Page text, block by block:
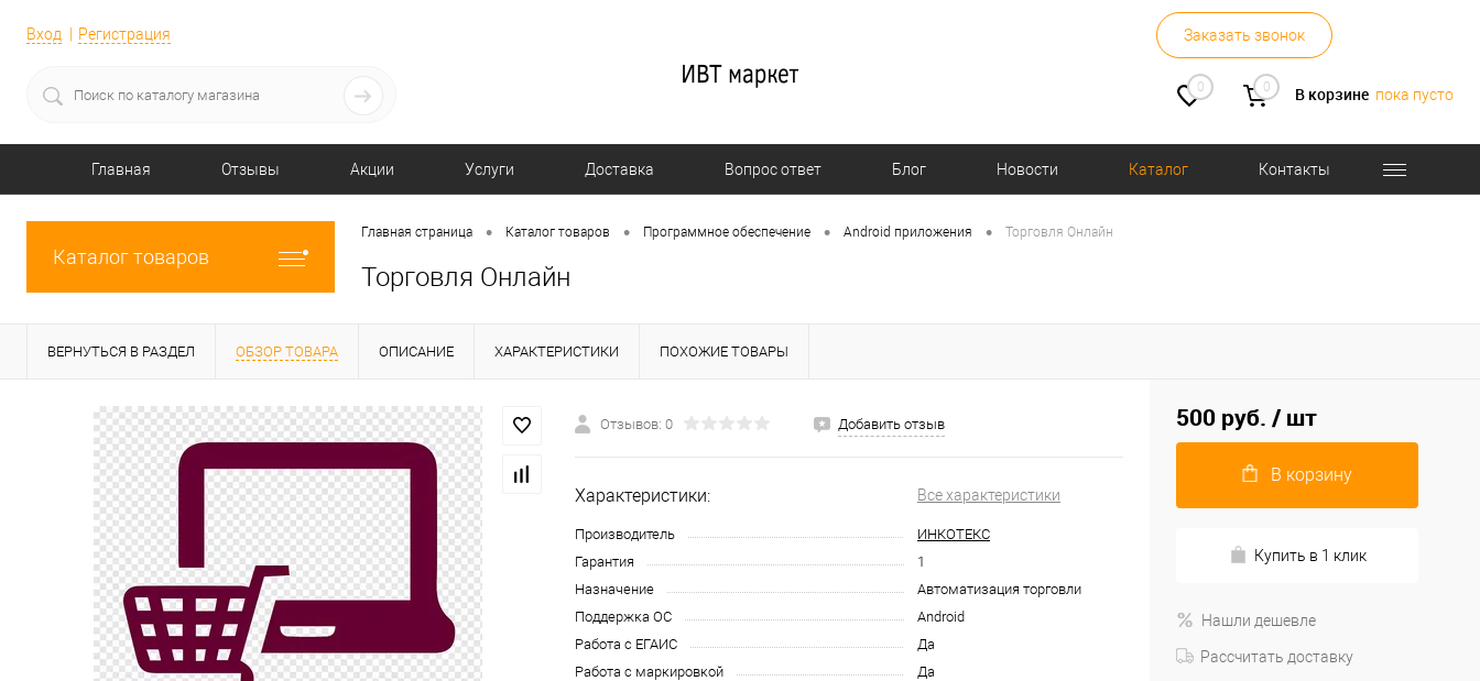
Вход Регистрация Заказать звонок
0 0 В корзине пока пусто
Главная Отзывы Акции Услуги Доставка Вопрос ответ Блог Новости Каталог Контакты
Каталог товаров
Главная страница • Каталог товаров • Программное обеспечение • Android приложения • Торговля Онлайн
Торговля Онлайн
ВЕРНУТЬСЯ В РАЗДЕЛ ОБЗОР ТОВАРА ОПИСАНИЕ ХАРАКТЕРИСТИКИ ПОХОЖИЕ ТОВАРЫ
Отзывов: 0 Добавить отзыв
Характеристики: Все характеристики
Производитель
ИНКОТЕКС
Гарантия
1
Назначение
Автоматизация торговли
Поддержка ОС
Android
Работа с ЕГАИС
Да
Работа с маркировкой
Да
500 руб. / шт
В корзину
Купить в 1 клик
Нашли дешевле
Рассчитать доставку